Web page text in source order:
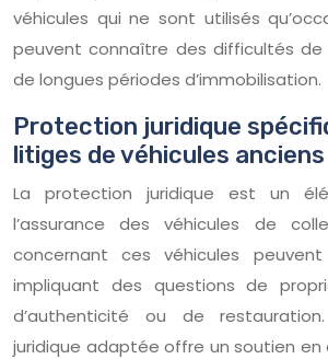
véhicules qui ne sont utilisés
peuvent connaître des difficultés
de longues périodes d’immobilisation.
Protection juridique
litiges de véhicules anciens
La protection juridique est un
l’assurance des véhicules de
concernant ces véhicules
impliquant des questions de
d’authenticité ou de
juridique adaptée offre un soutien en